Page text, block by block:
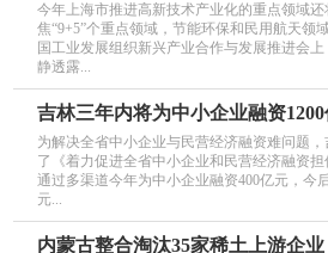
今年上海市推进高新技术产业化的重点领域还
焦“9+5”个重点领域，节能环保和民用航天领
国工业发展组织新兴产业合作与发展推进会
静透露...
吉林三年内将为中小企业融资
为解决全省中小企业与民营经济融资难问题
了《着力促进全省中小企业和民营经济融资
通过多渠道今年为中小企业融资400亿元，今
元...
内蒙古整合淘汰35家稀土上游企业